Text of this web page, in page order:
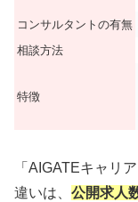
コンサルタントの有無
相談方法
特徴
「AIGATEキャリ
違いは、 公開求人